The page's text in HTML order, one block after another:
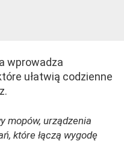
wprowadza
ułatwią codzienne
mopów, urządzenia
które łączą wygodę